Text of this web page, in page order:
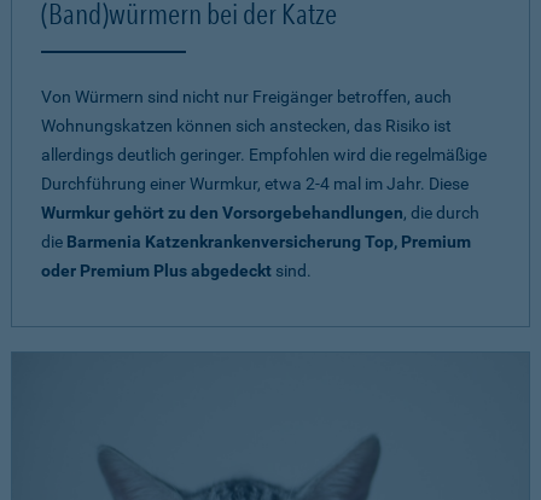
(Band)würmern bei der Katze
Von Würmern sind nicht nur Freigänger betroffen, auch
Wohnungskatzen können sich anstecken, das Risiko ist
allerdings deutlich geringer. Empfohlen wird die regelmäßige
Durchführung einer Wurmkur, etwa 2-4 mal im Jahr. Diese
Wurmkur gehört zu den Vorsorgebehandlungen, die durch
die Barmenia Katzenkrankenversicherung Top, Premium
oder Premium Plus abgedeckt sind.